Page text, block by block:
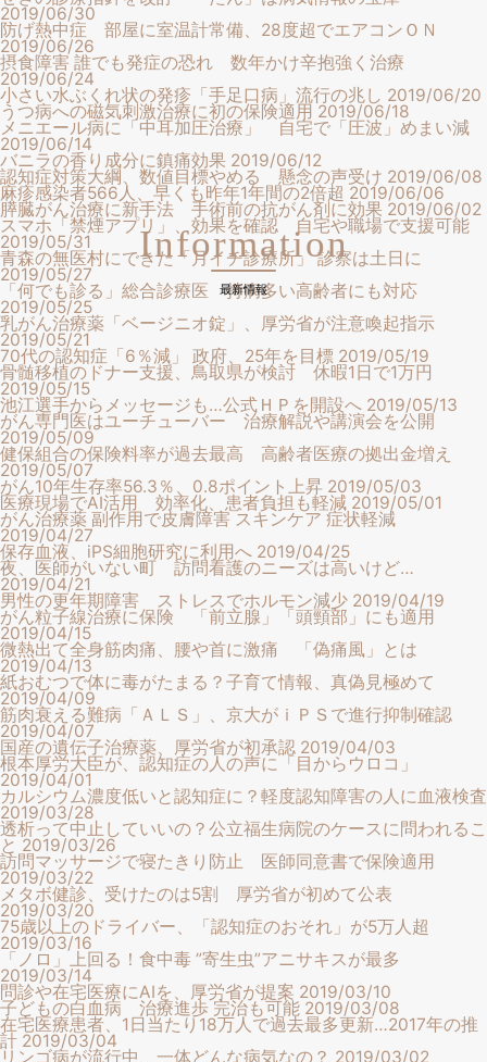
Information
最新情報
2019/06/30
防げ熱中症 部屋に室温計常備、28度超でエアコンＯＮ
2019/06/26
摂食障害 誰でも発症の恐れ 数年かけ辛抱強く治療
2019/06/24
小さい水ぶくれ状の発疹「手足口病」流行の兆し 2019/06/20
うつ病への磁気刺激治療に初の保険適用 2019/06/18
メニエール病に「中耳加圧治療」 自宅で「圧波」めまい減
2019/06/14
バニラの香り成分に鎮痛効果 2019/06/12
認知症対策大綱、数値目標やめる 懸念の声受け 2019/06/08
麻疹感染者566人、早くも昨年1年間の2倍超 2019/06/06
膵臓がん治療に新手法 手術前の抗がん剤に効果 2019/06/02
スマホ「禁煙アプリ」、効果を確認 自宅や職場で支援可能
2019/05/31
青森の無医村にできた「月イチ診療所」 診察は土日に
2019/05/27
「何でも診る」総合診療医 持病多い高齢者にも対応
2019/05/25
乳がん治療薬「ベージニオ錠」、厚労省が注意喚起指示
2019/05/21
70代の認知症「6％減」 政府、25年を目標 2019/05/19
骨髄移植のドナー支援、鳥取県が検討 休暇1日で1万円
2019/05/15
池江選手からメッセージも…公式ＨＰを開設へ 2019/05/13
がん専門医はユーチューバー 治療解説や講演会を公開
2019/05/09
健保組合の保険料率が過去最高 高齢者医療の拠出金増え
2019/05/07
がん10年生存率56.3％、0.8ポイント上昇 2019/05/03
医療現場でAI活用 効率化、患者負担も軽減 2019/05/01
がん治療薬 副作用で皮膚障害 スキンケア 症状軽減
2019/04/27
保存血液、iPS細胞研究に利用へ 2019/04/25
夜、医師がいない町 訪問看護のニーズは高いけど…
2019/04/21
男性の更年期障害 ストレスでホルモン減少 2019/04/19
がん粒子線治療に保険 「前立腺」「頭頸部」にも適用
2019/04/15
微熱出て全身筋肉痛、腰や首に激痛 「偽痛風」とは
2019/04/13
紙おむつで体に毒がたまる？子育て情報、真偽見極めて
2019/04/09
筋肉衰える難病「ＡＬＳ」、京大がｉＰＳで進行抑制確認
2019/04/07
国産の遺伝子治療薬、厚労省が初承認 2019/04/03
根本厚労大臣が、認知症の人の声に「目からウロコ」
2019/04/01
カルシウム濃度低いと認知症に？軽度認知障害の人に血液検査
2019/03/28
透析って中止していいの？公立福生病院のケースに問われるこ
と 2019/03/26
訪問マッサージで寝たきり防止 医師同意書で保険適用
2019/03/22
メタボ健診、受けたのは5割 厚労省が初めて公表
2019/03/20
75歳以上のドライバー、「認知症のおそれ」が5万人超
2019/03/16
「ノロ」上回る！食中毒 ”寄生虫”アニサキスが最多
2019/03/14
問診や在宅医療にAIを、厚労省が提案 2019/03/10
子どもの白血病 治療進歩 完治も可能 2019/03/08
在宅医療患者、1日当たり18万人で過去最多更新…2017年の推
計 2019/03/04
リンゴ病が流行中 一体どんな病気なの？ 2019/03/02